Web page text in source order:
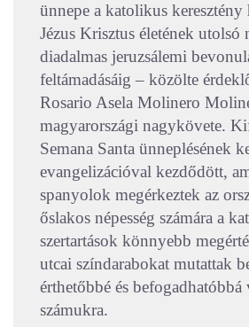
ünnepe a katolikus keresztény
Jézus Krisztus életének utolsó
diadalmas jeruzsálemi
feltámadásáig – közölte
Rosario Asela Molinero
magyarországi nagykövete.
Semana Santa ünneplésének
evangelizációval kezdődött,
spanyolok megérkeztek az
őslakos népesség számára a
szertartások könnyebb
utcai színdarabokat mutattak
érthetőbbé és befogadhatóbbá
számukra.